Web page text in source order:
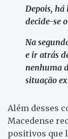
Depois,
decide-se
Na
e ir atrás
nenhuma
situação
Além desses
Macedense
positivos que